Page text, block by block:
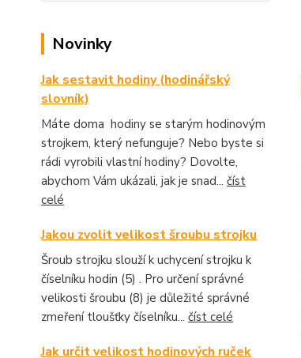
Novinky
Jak sestavit hodiny (hodinářský
slovník)
Máte doma hodiny se starým hodinovým
strojkem, který nefunguje? Nebo byste si
rádi vyrobili vlastní hodiny? Dovolte,
abychom Vám ukázali, jak je snad... číst
celé
Jakou zvolit velikost šroubu strojku
Šroub strojku slouží k uchycení strojku k
číselníku hodin (5) . Pro určení správné
velikosti šroubu (8) je důležité správné
zmeření tloušťky číselníku... číst celé
Jak určit velikost hodinových ruček